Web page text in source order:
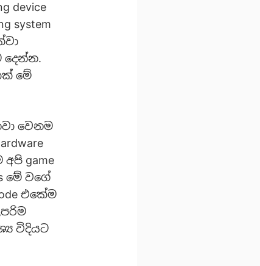
device
system
දෙන්න.
මේ
වෙනම
game
මේ වගේ
එකේම
විදියට